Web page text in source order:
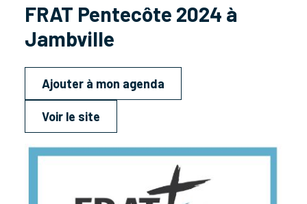
FRAT Pentecôte 2024 à
Jambville
Ajouter à mon agenda
Voir le site